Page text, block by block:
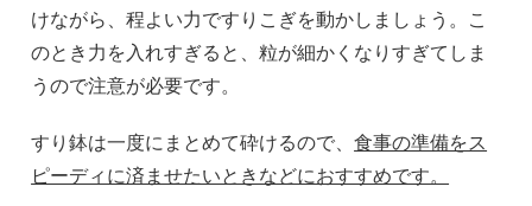
けながら、程よい力ですりこぎを動かしましょう。こ
のとき力を入れすぎると、粒が細かくなりすぎてしま
うので注意が必要です。
すり鉢は一度にまとめて砕けるので、食事の準備をス
ピーディに済ませたいときなどにおすすめです。